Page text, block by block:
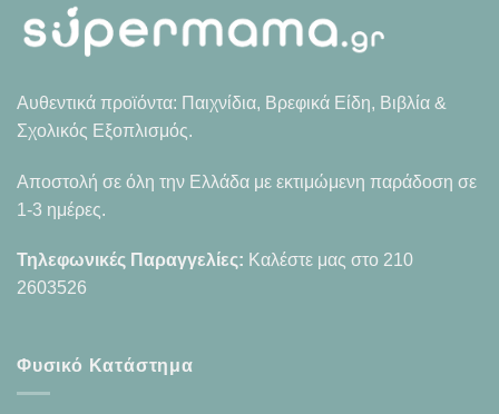
Αυθεντικά προϊόντα: Παιχνίδια, Βρεφικά Είδη, Βιβλία &
Σχολικός Εξοπλισμός.
Αποστολή σε όλη την Ελλάδα με εκτιμώμενη παράδοση σε
1-3 ημέρες.
Τηλεφωνικές Παραγγελίες: Καλέστε μας στο 210
2603526
Φυσικό Κατάστημα